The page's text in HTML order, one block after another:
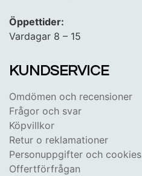
Öppettider:
Vardagar 8 – 15
KUNDSERVICE
Omdömen och recensioner
Frågor och svar
Köpvillkor
Retur o reklamationer
Personuppgifter och cookies
Offertförfrågan